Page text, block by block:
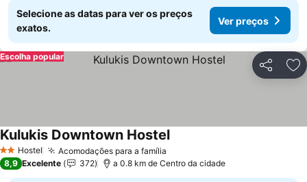
Selecione as datas para ver os preços
exatos.
Ver preços
Partilhar
Escolha popular
2 Estrelas
Hostel Acomodações para a família
Kulukis Downtown HostelVer preços
8,9 Excelente 372 a 0.8 km de Centro da cidade